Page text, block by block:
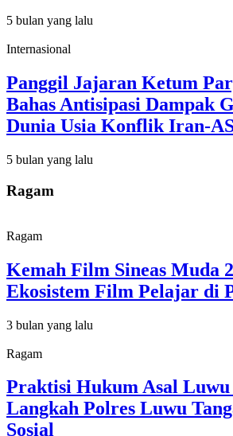
5 bulan yang lalu
Internasional
Panggil Jajaran Ketum
Bahas Antisipasi Dampak
Dunia Usia Konflik Iran-
5 bulan yang lalu
Ragam
Ragam
Kemah Film Sineas Muda
Ekosistem Film Pelajar di
3 bulan yang lalu
Ragam
Praktisi Hukum Asal Luwu
Langkah Polres Luwu
Sosial